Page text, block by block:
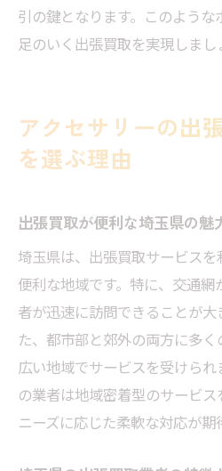
効率的に出張買取を
出張買取で埼玉県のアク
埼玉県での出張買取
出張買取を利用して
埼玉県での出張買取
出張買取の成功事例
引の鍵となります。このような
足のいく出張買取を実現しまし
アクセサリーの出
を選ぶ理由
出張買取が便利な埼玉県の魅
埼玉県は、出張買取サービス
便利な地域です。特に、交通
者が迅速に訪問できることが大
た、都市部と郊外の両方に多
広い地域でサービスを受けら
の業者は地域密着型のサービ
ニーズに応じた柔軟な対応が期